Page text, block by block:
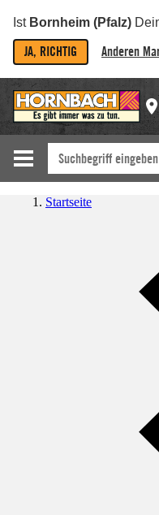
Ist Bornheim (Pfalz)
JA, RICHTIG Anderen
Startseite